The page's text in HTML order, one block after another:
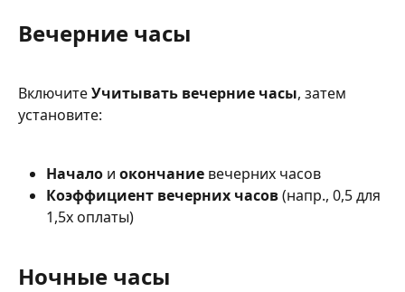
Вечерние часы
Включите Учитывать вечерние часы, затем
установите:
Начало и окончание вечерних часов
Коэффициент вечерних часов (напр., 0,5 для
1,5x оплаты)
Ночные часы